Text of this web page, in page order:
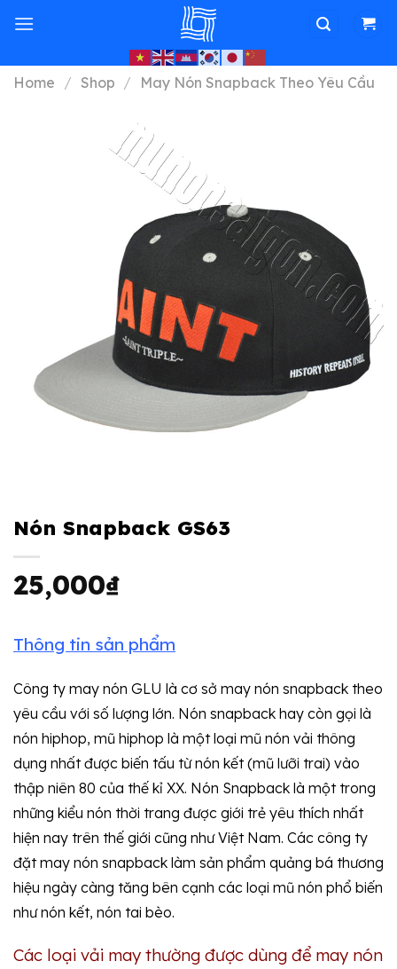
Home
/ Shop / May Nón Snapback Theo Yêu Cầu
Nón Snapback GS63
25,000₫
Thông tin sản phẩm
Công ty may nón GLU là cơ sở may nón snapback theo
yêu cầu với số lượng lớn. Nón snapback hay còn gọi là
nón hiphop, mũ hiphop là một loại mũ nón vải thông
dụng nhất được biến tấu từ nón kết (mũ lưỡi trai) vào
thập niên 80 của thế kỉ XX. Nón Snapback là một trong
những kiểu nón thời trang được giới trẻ yêu thích nhất
hiện nay trên thế giới cũng như Việt Nam. Các công ty
đặt may nón snapback làm sản phẩm quảng bá thương
hiệu ngày càng tăng bên cạnh các loại mũ nón phổ biến
như nón kết, nón tai bèo.
Các loại vải may thường được dùng để may nón